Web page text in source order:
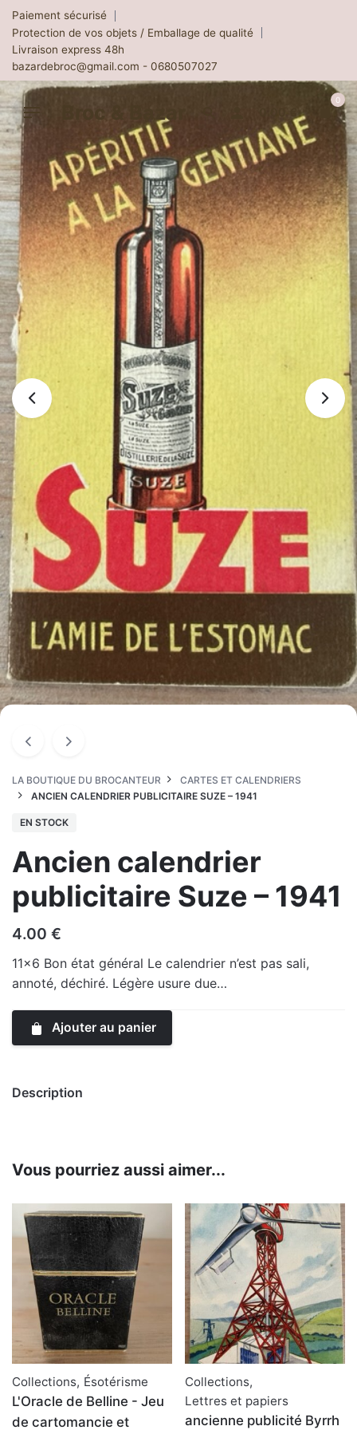
Skip
content
Paiement sécurisé
Protection de vos objets / Emballage de qualité
Livraison express 48h
bazardebroc@gmail.com - 0680507027
Broc & Bazar
0
LA BOUTIQUE DU BROCANTEUR
CARTES ET CALENDRIERS
ANCIEN CALENDRIER PUBLICITAIRE SUZE – 1941
EN STOCK
Ancien calendrier
publicitaire Suze – 1941
4.00 €
11×6 Bon état général Le calendrier n’est pas sali,
annoté, déchiré. Légère usure due…
Ajouter au panier
Description
Vous pourriez aussi aimer...
Collections, Ésotérisme
L'Oracle de Belline - Jeu
de cartomancie et
Collections,
Lettres et papiers
ancienne publicité Byrrh